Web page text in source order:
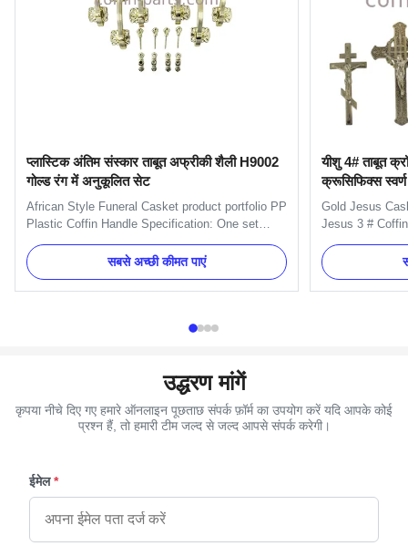
प्लास्टिक अंतिम संस्कार ताबूत अफ्रीकी शैली H9002
गोल्ड रंग में अनुकूलित सेट
African Style Funeral Casket product portfolio PP
Plastic Coffin Handle Specification: One set
include 6pcs handles, 1pcs RIP, 1pcs flower,
1pcs crucifix and 4pcs screws and 4pcs
brackets. Item Name TX-Model H9002 Set
Material Plastic (PP) Color Gold, silver, copper,
सबसे अच्छी कीमत पाएं
यीशु 4# ताबूत
क्रूसिफिक्स
Gold Jesus
Jesus 3 #
Description:
It is used on
TX-Jesus 4# ,
Color Gold,
उद्धरण मांगें
कृपया नीचे दिए गए हमारे ऑनलाइन पूछताछ संपर्क फ़ॉर्म का उपयोग करें यदि आपके कोई
प्रश्न हैं, तो हमारी टीम जल्द से जल्द आपसे संपर्क करेगी।
ईमेल *